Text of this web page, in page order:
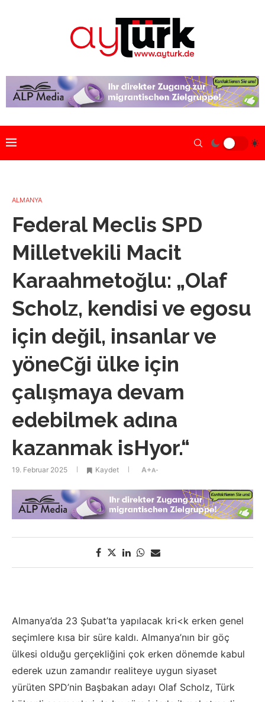
ALMANYA
Federal Meclis SPD
Milletvekili Macit
Karaahmetoğlu: „Olaf
Scholz, kendisi ve egosu
için değil, insanlar ve
yöneCği ülke için
çalışmaya devam
edebilmek adına
kazanmak isHyor.“
19. Februar 2025 Kaydet A+A-
Almanya’da 23 Şubat’ta yapılacak kri<k erken genel
seçimlere kısa bir süre kaldı. Almanya’nın bir göç
ülkesi olduğu gerçekliğini çok erken dönemde kabul
ederek uzun zamandır realiteye uygun siyaset
yürüten SPD’nin Başbakan adayı Olaf Scholz, Türk